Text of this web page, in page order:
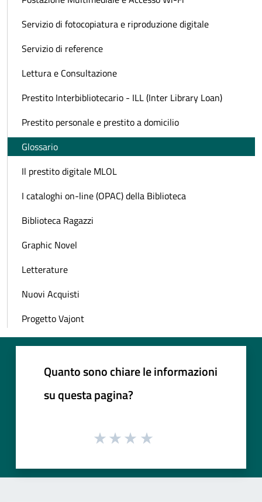
Servizio di fotocopiatura e riproduzione digitale
Servizio di reference
Lettura e Consultazione
Prestito Interbibliotecario - ILL (Inter Library Loan)
Prestito personale e prestito a domicilio
Glossario
Il prestito digitale MLOL
I cataloghi on-line (OPAC) della Biblioteca
Biblioteca Ragazzi
Graphic Novel
Letterature
Nuovi Acquisti
Progetto Vajont
Quanto sono chiare le informazioni
su questa pagina?